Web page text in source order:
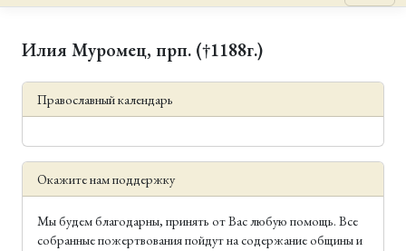
Илия Муромец, прп. (†1188г.)
Православный календарь
Окажите нам поддержку
Мы будем благодарны, принять от Вас любую помощь. Все
собранные пожертвования пойдут на содержание общины и